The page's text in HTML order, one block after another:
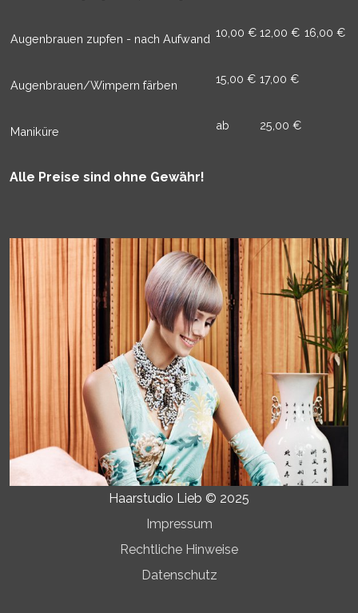
Augenbrauen zupfen - nach Aufwand 10,00 € 12,00 € 16,00 €
Augenbrauen/Wimpern färben 15,00 € 17,00 €
Maniküre ab 25,00 €
Alle Preise sind ohne Gewähr!
Haarstudio Lieb © 2025
Impressum
Rechtliche Hinweise
Datenschutz